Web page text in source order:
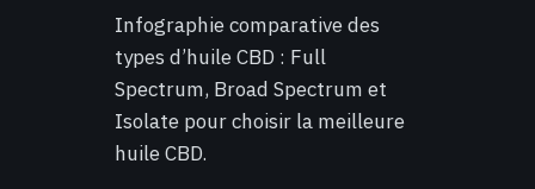
Infographie comparative des
types d’huile CBD : Full
Spectrum, Broad Spectrum et
Isolate pour choisir la meilleure
huile CBD.